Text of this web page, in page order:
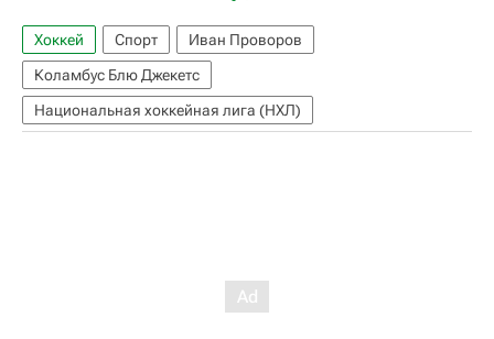
Хоккей Спорт
Иван Проворов
Коламбус Блю Джекетс
Национальная хоккейная лига (НХЛ)